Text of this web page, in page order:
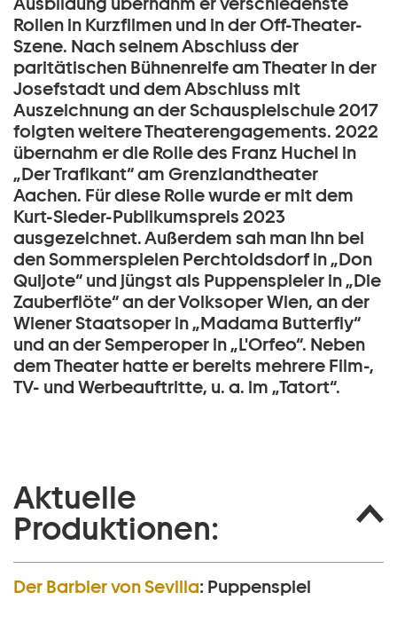
Rollen in Kurzfilmen und in der Off-Theater-
Szene. Nach seinem Abschluss der
paritätischen Bühnenreife am Theater in der
Josefstadt und dem Abschluss mit
Auszeichnung an der Schauspielschule 2017
folgten weitere Theaterengagements. 2022
übernahm er die Rolle des Franz Huchel in
„Der Trafikant“ am Grenzlandtheater
Aachen. Für diese Rolle wurde er mit dem
Kurt-Sieder-Publikumspreis 2023
ausgezeichnet. Außerdem sah man ihn bei
den Sommerspielen Perchtoldsdorf in „Don
Quijote“ und jüngst als Puppenspieler in „Die
Zauberflöte“ an der Volksoper Wien, an der
Wiener Staatsoper in „Madama Butterfly“
und an der Semperoper in „L'Orfeo“. Neben
dem Theater hatte er bereits mehrere Film-,
TV- und Werbeauftritte, u. a. im „Tatort“.
Aktuelle
Produktionen:
Der Barbier von Sevilla: Puppenspiel